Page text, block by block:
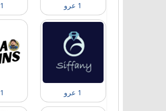
1 عرو 1 عرو
1 عرو 1 عرو